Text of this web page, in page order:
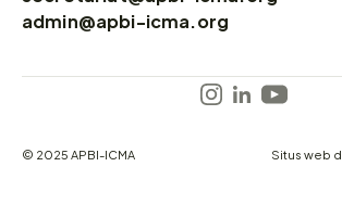
admin@apbi-icma.org
© 2025 APBI-ICMA Situs web